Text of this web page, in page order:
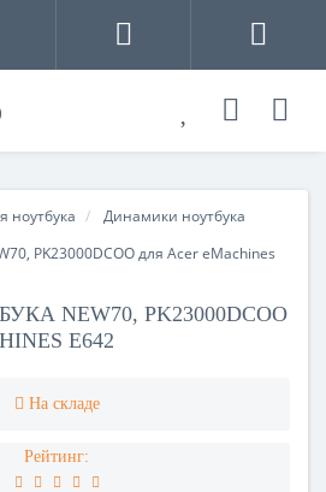
ноутбука Динамики ноутбука
NEW70, PK23000DCOO
E642
На складе
Рейтинг: